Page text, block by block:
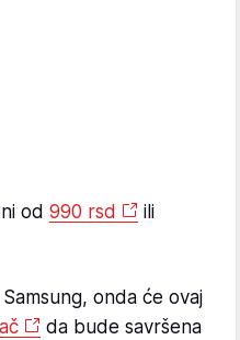
od 990 rsd
ili
onda će ovaj
da bude savršena